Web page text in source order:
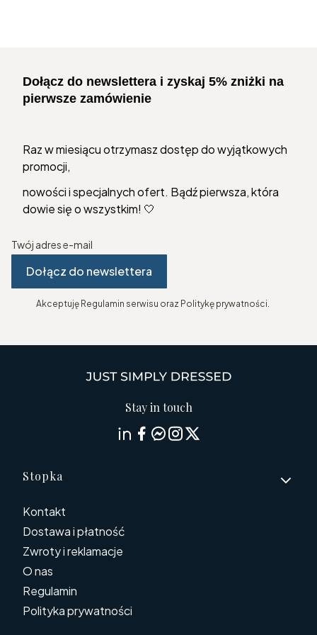
Dołącz do newslettera i zyskaj 5% zniżki na
pierwsze zamówienie
Raz w miesiącu otrzymasz dostęp do wyjątkowych
promocji,
nowości i specjalnych ofert. Bądź pierwsza, która
dowie się o wszystkim! 🤍
Twój adres e-mail
Dołącz do newslettera
Akceptuję Regulamin serwisu oraz Politykę prywatności.
Stay in touch
Linki w stopce
Stopka
Kontakt
Dostawa i płatność
Zwroty i reklamacje
O nas
Regulamin
Polityka prywatności